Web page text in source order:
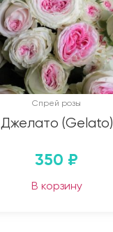
Спрей розы
Джелато (Gelato)
350 ₽
В корзину